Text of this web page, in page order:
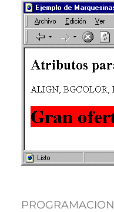
PROGRAMACION